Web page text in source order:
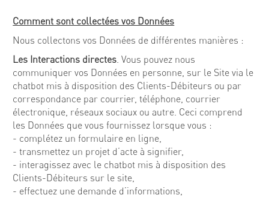
Comment sont collectées vos Données
Nous collectons vos Données de différentes manières :
Les Interactions directes. Vous pouvez nous
communiquer vos Données en personne, sur le Site via le
chatbot mis à disposition des Clients-Débiteurs ou par
correspondance par courrier, téléphone, courrier
électronique, réseaux sociaux ou autre. Ceci comprend
les Données que vous fournissez lorsque vous :
- complétez un formulaire en ligne,
- transmettez un projet d’acte à signifier,
- interagissez avec le chatbot mis à disposition des
Clients-Débiteurs sur le site,
- effectuez une demande d’informations,